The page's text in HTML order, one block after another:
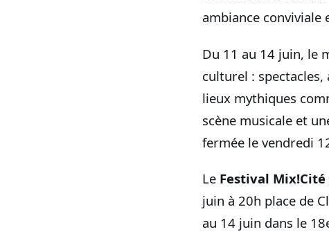
ambiance conviviale
Du 11 au 14 juin, le
culturel :
lieux mythiques
scène musicale et
fermée le vendredi
Le Festival Mix!Cité
juin à 20h place de
au 14 juin dans le